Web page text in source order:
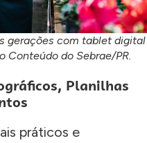
gerações com tablet digital
Conteúdo do Sebrae/PR.
Planilhas
práticos e